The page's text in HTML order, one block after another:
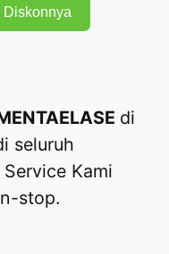
Diskonnya
di
seluruh
Kami
stop.